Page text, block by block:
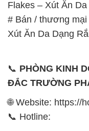
📞PHÒNG KINH
ĐẮC TRƯỜNG
🌐 Website: https://
– 0933.920.505 –
028.3756.1841-